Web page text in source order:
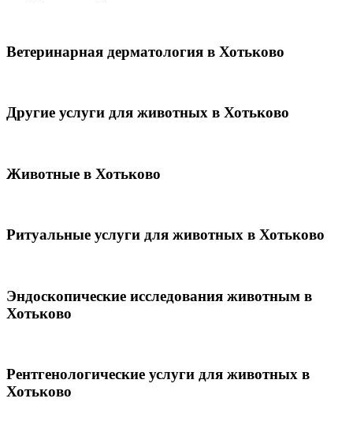
Ветеринарная дерматология в Хотьково
Другие услуги для животных в Хотьково
Животные в Хотьково
Ритуальные услуги для животных в Хотьково
Эндоскопические исследования животным в
Хотьково
Рентгенологические услуги для животных в
Хотьково